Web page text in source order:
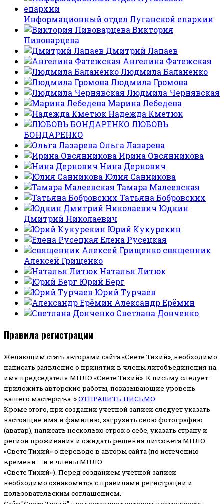
Информационный отдел Луганской епархии
Виктория
Пивоварцева
Дмитрий Лапаев
Ангелина Фатежская
Людмила Баланенко
Людмила Громова
Людмила Чернявская
Марина Лебедева
Надежда Кметюк
ЛЮБОВЬ
БОНДАРЕНКО
Ольга Лазарева
Ирина Овсянникова
Нина Дернович
Юлия Санникова
Тамара Малеевская
Татьяна Бобровских
Юдкин
Дмитрий Николаевич
Юрий Кукурекин
Елена Русецкая
священник
Алексей Грищенко
Наталья Литюк
Юрий Берг
Юрий Турчаев
Александр Ерёмин
Светлана Донченко
Правила регистрации
Желающим стать авторами сайта «Свете Тихий», необходимо
написать заявление о принятии в члены литобъединения на
имя председателя МПЛО «Свете Тихий». К письму следует
приложить авторские работы, показывающие уровень
вашего мастерства. »ОТПРАВИТЬ ПИСЬМО
Кроме этого, при создании учетной записи следует указать
настоящие имя и фамилию, загрузить свою фотографию
(аватар), написать несколько строк о себе, указать страну и
регион проживания и ожидать решения литсовета МПЛО
«Свете Тихий» о переводе в авторы сайта (по истечению
времени – и в члены МПЛО
«Свете Тихий»). Перед созданием учётной записи
необходимо ознакомится с правилами регистрации и
пользовательским соглашением.